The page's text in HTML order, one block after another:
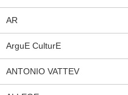
AR
ArguE CulturE
ANTONIO VATTEV